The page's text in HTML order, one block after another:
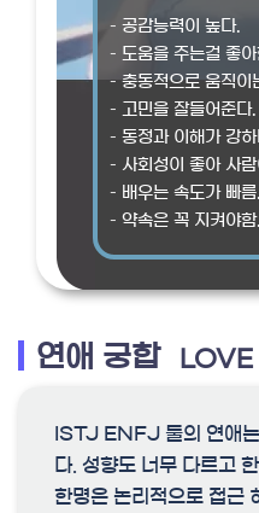
– 공감능력이 높다.
– 도움을 주는걸 좋
– 충동적으로 움직이
– 고민을 잘들어준다.
– 동정과 이해가 강하
– 사회성이 좋아 사
– 배우는 속도가 빠름.
– 약속은 꼭 지켜야함.
연애 궁합 LOVE
ISTJ ENFJ 둘의 연애는
다. 성향도 너무 다르고
한명은 논리적으로 접근